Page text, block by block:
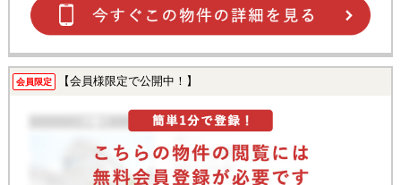
会員限定 【会員様限定で公開中！】